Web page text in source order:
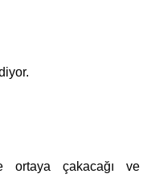
ortaya çakacağı ve